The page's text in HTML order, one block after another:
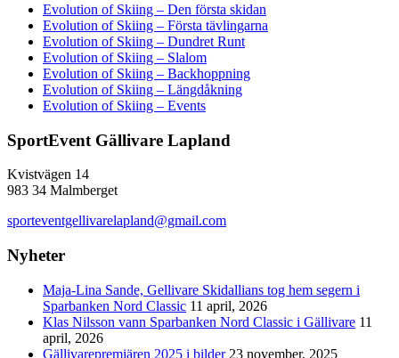
Evolution of Skiing – Den första skidan
Evolution of Skiing – Första tävlingarna
Evolution of Skiing – Dundret Runt
Evolution of Skiing – Slalom
Evolution of Skiing – Backhoppning
Evolution of Skiing – Längdåkning
Evolution of Skiing – Events
SportEvent Gällivare Lapland
Kvistvägen 14
983 34 Malmberget
sporteventgellivarelapland@gmail.com
Nyheter
Maja-Lina Sande, Gellivare Skidallians tog hem segern i
Sparbanken Nord Classic 11 april, 2026
Klas Nilsson vann Sparbanken Nord Classic i Gällivare 11
april, 2026
Gällivarepremiären 2025 i bilder 23 november, 2025